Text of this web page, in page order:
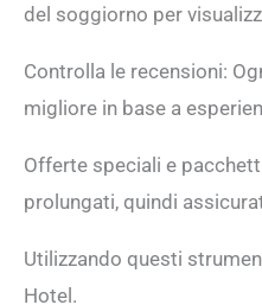
del soggiorno per
Controlla le recensioni:
migliore in base a
Offerte speciali e
prolungati, quindi
Utilizzando questi
Hotel.